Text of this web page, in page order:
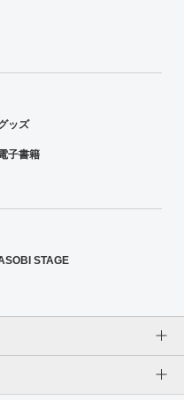
ッズ
子書籍
STAGE